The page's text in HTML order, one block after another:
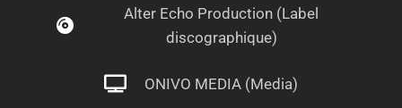
Alter Echo Production (Label
discographique)
ONIVO MEDIA (Media)